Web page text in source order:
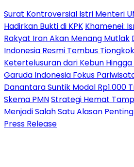
Surat Kontroversial Istri Menteri
Hadirkan Bukti di KPK Khamenei:
Rakyat Iran Akan Menang Mutlak
Indonesia Resmi Tembus
Ketertelusuran dari Kebun
Garuda Indonesia Fokus
Danantara Suntik Modal Rp1.000
Skema PMNStrategi Hemat
Menjadi Salah Satu Alasan
Press Release